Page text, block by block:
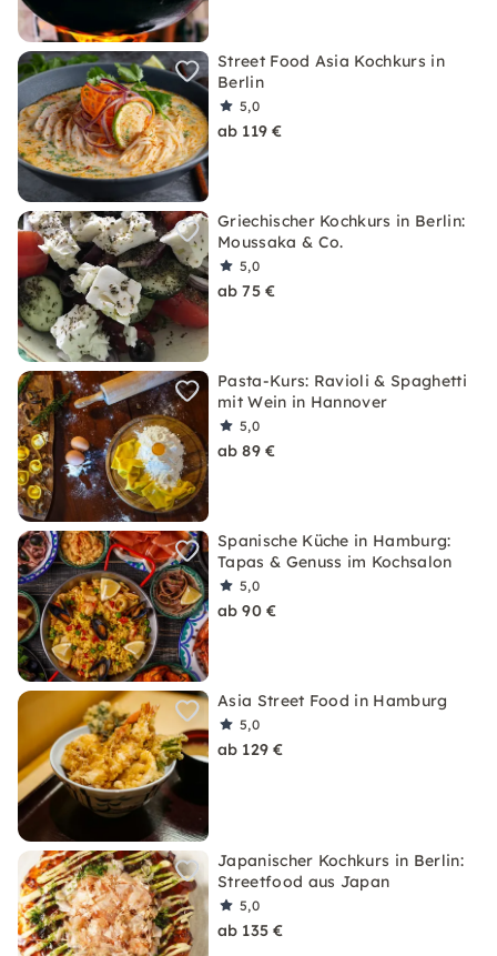
Street Food Asia Kochkurs in
Berlin
5,0
ab 119 €
Griechischer Kochkurs in Berlin:
Moussaka & Co.
5,0
ab 75 €
Pasta-Kurs: Ravioli & Spaghetti
mit Wein in Hannover
5,0
ab 89 €
Spanische Küche in Hamburg:
Tapas & Genuss im Kochsalon
5,0
ab 90 €
Asia Street Food in Hamburg
5,0
ab 129 €
Japanischer Kochkurs in Berlin:
Streetfood aus Japan
5,0
ab 135 €